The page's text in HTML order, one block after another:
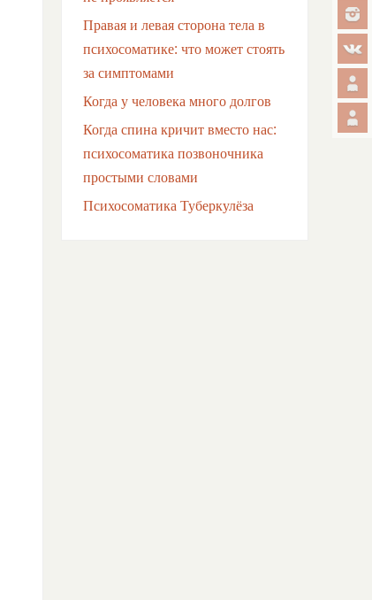
Правая и левая сторона тела в
психосоматике: что может стоять
за симптомами
Когда у человека много долгов
Когда спина кричит вместо нас:
психосоматика позвоночника
простыми словами
Психосоматика Туберкулёза